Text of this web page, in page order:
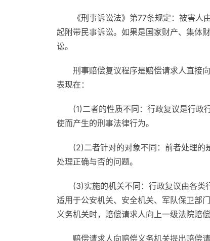
《刑事诉讼法》第77条规定：被害
起附带民事诉讼。如果是国家财产、集体
讼。
刑事赔偿复议程序是赔偿请求人直接
表现在：
(1)二者的性质不同：行政复议是行政
使而产生的刑事法律行为。
(2)二者针对的对象不同：前者处理的
处理正确与否的问题。
(3)实施的机关不同：行政复议由各类
适用于公安机关、安全机关、军队保卫部
义务机关时，赔偿请求人向上一级法院赔
赔偿请求人向赔偿义务机关提出赔偿